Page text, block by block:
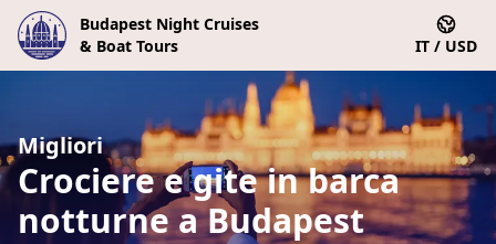
Budapest Night Cruises
& Boat Tours
IT / USD
Migliori
Crociere e gite in barca
notturne a Budapest